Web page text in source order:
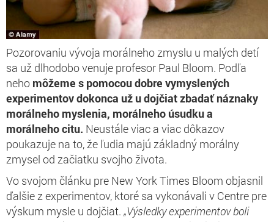
Pozorovaniu vývoja morálneho zmyslu u malých detí
sa už dlhodobo venuje profesor Paul Bloom. Podľa
neho môžeme s pomocou dobre vymyslených
experimentov dokonca už u dojčiat zbadať náznaky
morálneho myslenia, morálneho úsudku a
morálneho citu. Neustále viac a viac dôkazov
poukazuje na to, že ľudia majú základný morálny
zmysel od začiatku svojho života.
Vo svojom článku pre New York Times Bloom objasnil
ďalšie z experimentov, ktoré sa vykonávali v Centre pre
výskum mysle u dojčiat. „Výsledky experimentov boli